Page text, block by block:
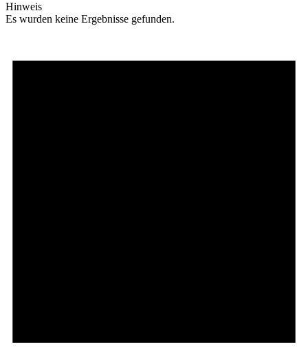
Hinweis
Es wurden keine Ergebnisse gefunden.